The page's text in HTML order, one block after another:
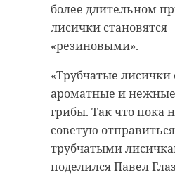
более длительном
лисички становятся
«резиновыми».
«Трубчатые лисички
ароматные и
грибы. Так что пока
советую
трубчатыми
поделился Павел